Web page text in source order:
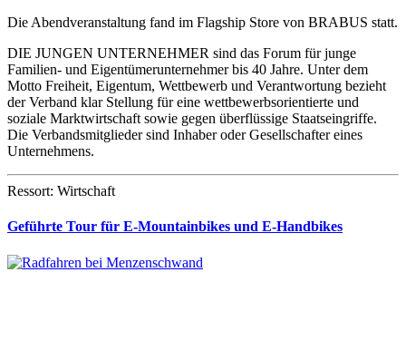
Die Abendveranstaltung fand im Flagship Store von BRABUS statt.
DIE JUNGEN UNTERNEHMER sind das Forum für junge
Familien- und Eigentümerunternehmer bis 40 Jahre. Unter dem
Motto Freiheit, Eigentum, Wettbewerb und Verantwortung bezieht
der Verband klar Stellung für eine wettbewerbsorientierte und
soziale Marktwirtschaft sowie gegen überflüssige Staatseingriffe.
Die Verbandsmitglieder sind Inhaber oder Gesellschafter eines
Unternehmens.
Ressort: Wirtschaft
Geführte Tour für E-Mountainbikes und E-Handbikes